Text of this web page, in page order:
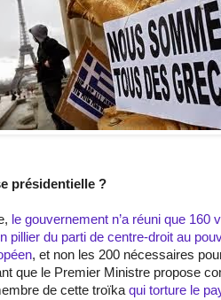
présidentielle ?
le gouvernement n’a réuni que 160
pillier du parti de centre-droit au
, et non les 200 nécessaires
que le Premier Ministre propose
de cette troïkaqui torture le